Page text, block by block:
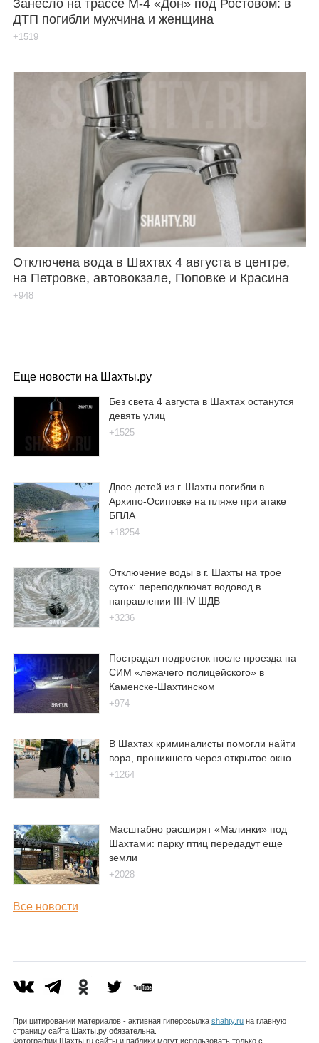
Занесло на трассе М-4 «Дон» под Ростовом: в
ДТП погибли мужчина и женщина
+1519
Отключена вода в Шахтах 4 августа в центре,
на Петровке, автовокзале, Поповке и Красина
+948
Еще новости на Шахты.ру
Без света 4 августа в Шахтах останутся
девять улиц
+1525
Двое детей из г. Шахты погибли в
Архипо-Осиповке на пляже при атаке
БПЛА
+18254
Отключение воды в г. Шахты на трое
суток: переподключат водовод в
направлении III-IV ШДВ
+3236
Пострадал подросток после проезда на
СИМ «лежачего полицейского» в
Каменске-Шахтинском
+974
В Шахтах криминалисты помогли найти
вора, проникшего через открытое окно
+1264
Масштабно расширят «Малинки» под
Шахтами: парку птиц передадут еще
земли
+2028
Все новости
При цитировании материалов - активная гиперссылка shahty.ruна главную
страницу сайта Шахты.ру обязательна.
Фотографии Шахты.ru сайты и паблики могут использовать только с